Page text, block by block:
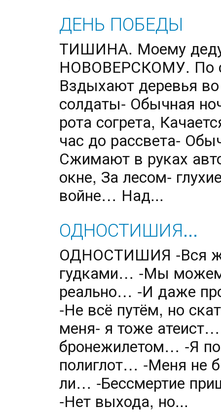
ДЕНЬ ПОБЕДЫ
ТИШИНА. Моему
НОВОВЕРСКОМУ. По
Вздыхают деревья
солдаты- Обычная
рота согрета,
час до рассвета-
Сжимают в руках
окне, За лесом-
войне… Над...
ОДНОСТИШИЯ...
ОДНОСТИШИЯ -Вся
гудками… -Мы можем
реально… -И даже
-Не всё путём, но
меня- я тоже
бронежилетом… -Я
полиглот… -Меня не
ли… -Бессмертие
-Нет выхода, но...